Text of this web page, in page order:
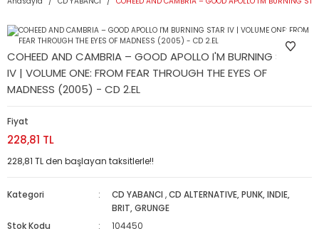
COHEED AND CAMBRIA – GOOD APOLLO I'M BURNING STAR
IV | VOLUME ONE: FROM FEAR THROUGH THE EYES OF
MADNESS (2005) - CD 2.EL
Fiyat
228,81 TL
228,81 TL den başlayan taksitlerle!!
Kategori CD YABANCI ,CD ALTERNATIVE, PUNK, INDIE,
BRIT, GRUNGE
Stok Kodu
104450